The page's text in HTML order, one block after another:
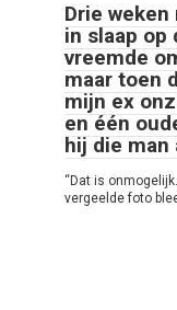
Drie
in slaap op
vreemde
maar toen
mijn ex
en één
hij die man
“Dat is
vergeelde foto